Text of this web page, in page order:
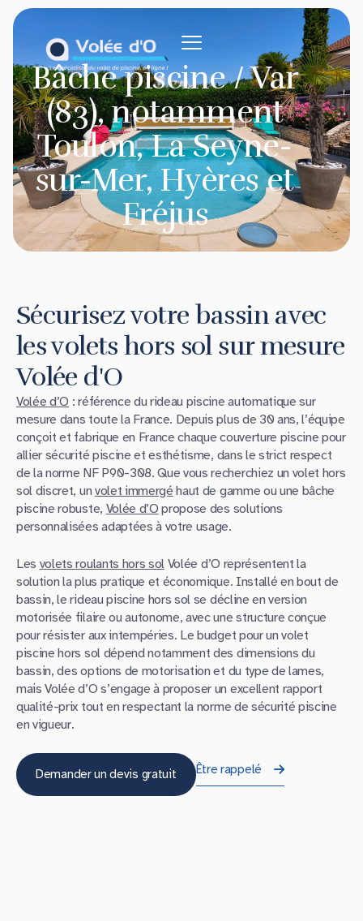
principal
Bâche piscine / Var
(83), notamment
Toulon, La Seyne-
sur-Mer, Hyères et
Fréjus
Sécurisez votre bassin avec
les volets hors sol sur mesure
Volée d'O
Volée d’O : référence du rideau piscine automatique sur
mesure dans toute la France. Depuis plus de 30 ans, l’équipe
conçoit et fabrique en France chaque couverture piscine pour
allier sécurité piscine et esthétisme, dans le strict respect
de la norme NF P90-308. Que vous recherchiez un volet hors
sol discret, un volet immergé haut de gamme ou une bâche
piscine robuste, Volée d’O propose des solutions
personnalisées adaptées à votre usage.
Les volets roulants hors sol Volée d’O représentent la
solution la plus pratique et économique. Installé en bout de
bassin, le rideau piscine hors sol se décline en version
motorisée filaire ou autonome, avec une structure conçue
pour résister aux intempéries. Le budget pour un volet
piscine hors sol dépend notamment des dimensions du
bassin, des options de motorisation et du type de lames,
mais Volée d’O s’engage à proposer un excellent rapport
qualité-prix tout en respectant la norme de sécurité piscine
en vigueur.
Demander un devis gratuit Être rappelé